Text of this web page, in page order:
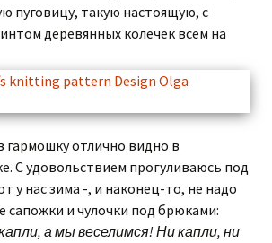
пуговицу, такую настоящую, с
деревянных колечек всем на
гармошку отлично видно в
С удовольствием прогуливаюсь под
у нас зима -, и наконец-то, не надо
сапожки и чулочки под брюками:
а мы веселимся! Ни капли, ни